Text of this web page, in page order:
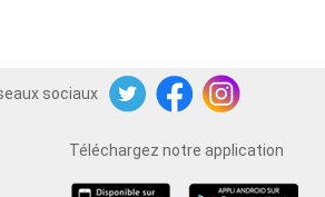
sociaux
TwitterFacebookInstagram
Téléchargez notre application